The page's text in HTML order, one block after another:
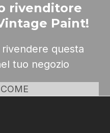
rivenditore
Paint!
questa
tuo negozio